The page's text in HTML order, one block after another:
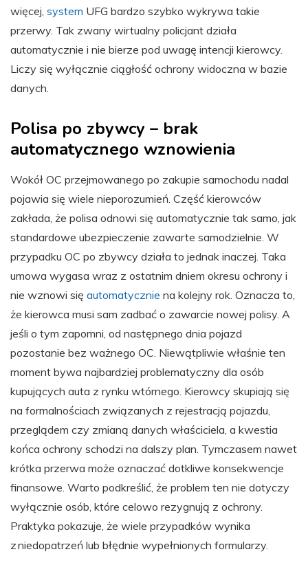
więcej, system UFG bardzo szybko wykrywa takie
przerwy. Tak zwany wirtualny policjant działa
automatycznie i nie bierze pod uwagę intencji kierowcy.
Liczy się wyłącznie ciągłość ochrony widoczna w bazie
danych.
Polisa po zbywcy – brak
automatycznego wznowienia
Wokół OC przejmowanego po zakupie samochodu nadal
pojawia się wiele nieporozumień. Część kierowców
zakłada, że polisa odnowi się automatycznie tak samo, jak
standardowe ubezpieczenie zawarte samodzielnie. W
przypadku OC po zbywcy działa to jednak inaczej. Taka
umowa wygasa wraz z ostatnim dniem okresu ochrony i
nie wznowi się automatycznie na kolejny rok. Oznacza to,
że kierowca musi sam zadbać o zawarcie nowej polisy. A
jeśli o tym zapomni, od następnego dnia pojazd
pozostanie bez ważnego OC. Niewątpliwie właśnie ten
moment bywa najbardziej problematyczny dla osób
kupujących auta z rynku wtórnego. Kierowcy skupiają się
na formalnościach związanych z rejestracją pojazdu,
przeglądem czy zmianą danych właściciela, a kwestia
końca ochrony schodzi na dalszy plan. Tymczasem nawet
krótka przerwa może oznaczać dotkliwe konsekwencje
finansowe. Warto podkreślić, że problem ten nie dotyczy
wyłącznie osób, które celowo rezygnują z ochrony.
Praktyka pokazuje, że wiele przypadków wynika
z niedopatrzeń lub błędnie wypełnionych formularzy.